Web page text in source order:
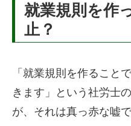
就業規則を作
止？
「就業規則を作ること
きます」という社労士
が、それは真っ赤な嘘で